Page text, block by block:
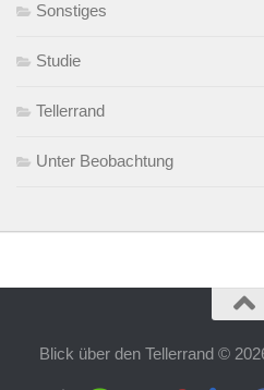
Sonstiges
Studie
Tellerrand
Unter Beobachtung
Blick über den Tellerrand ©